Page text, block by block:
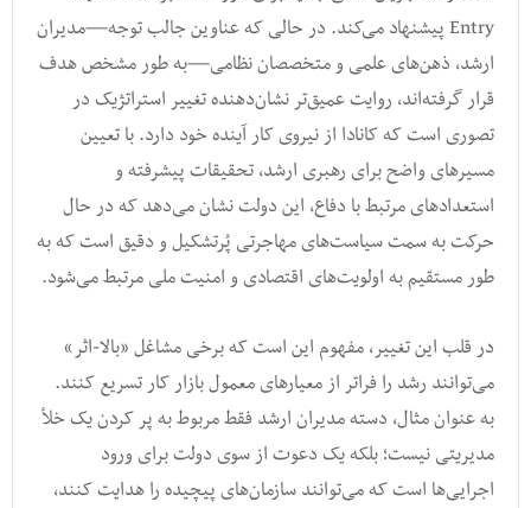
Entry پیشنهاد می‌کند. در حالی که عناوین جالب توجه—مدیران
ارشد، ذهن‌های علمی و متخصصان نظامی—به طور مشخص هدف
قرار گرفته‌اند، روایت عمیق‌تر نشان‌دهنده تغییر استراتژیک در
تصوری است که کانادا از نیروی کار آینده خود دارد. با تعیین
مسیرهای واضح برای رهبری ارشد، تحقیقات پیشرفته و
استعدادهای مرتبط با دفاع، این دولت نشان می‌دهد که در حال
حرکت به سمت سیاست‌های مهاجرتی پُرتشکیل و دقیق است که به
طور مستقیم به اولویت‌های اقتصادی و امنیت ملی مرتبط می‌شود.
در قلب این تغییر، مفهوم این است که برخی مشاغل «بالا-اثر»
می‌توانند رشد را فراتر از معیارهای معمول بازار کار تسریع کنند.
به عنوان مثال، دسته مدیران ارشد فقط مربوط به پر کردن یک خلأ
مدیریتی نیست؛ بلکه یک دعوت از سوی دولت برای ورود
اجرایی‌ها است که می‌توانند سازمان‌های پیچیده را هدایت کنند،